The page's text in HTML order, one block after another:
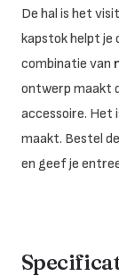
De hal is het
kapstok helpt je
combinatie van
ontwerp maakt
accessoire. Het
maakt. Bestel
en geef je